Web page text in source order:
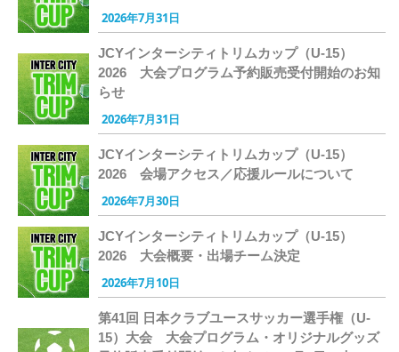
2026年7月31日
JCYインターシティトリムカップ（U-15）
2026 大会プログラム予約販売受付開始のお知
らせ
2026年7月31日
JCYインターシティトリムカップ（U-15）
2026 会場アクセス／応援ルールについて
2026年7月30日
JCYインターシティトリムカップ（U-15）
2026 大会概要・出場チーム決定
2026年7月10日
第41回 日本クラブユースサッカー選手権（U-
15）大会 大会プログラム・オリジナルグッズ